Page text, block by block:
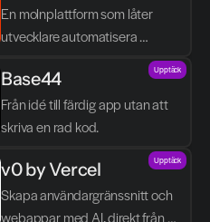
En molnplattform som låter
utvecklare automatisera
webbläsaruppgifter och bygga
AI-agenter utan egen
infrastruktur.
Base44
Från idé till färdig app utan att
skriva en rad kod.
Upptäck
v0 by Vercel
Skapa användargränssnitt och
webappar med AI, direkt från
Upptäck